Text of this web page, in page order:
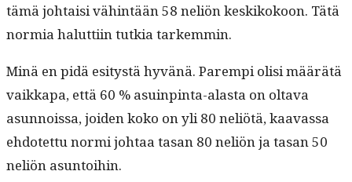
tämä johtaisi vähin­tään 58 neliön keskikokoon. Tätä
normia halut­ti­in tutkia tarkemmin.
Minä en pidä esi­tys­tä hyvänä. Parem­pi olisi määrätä
vaikka­pa, että 60 % asuin­pin­ta-alas­ta on olta­va
asun­nois­sa, joiden koko on yli 80 neliötä, kaavas­sa
ehdotet­tu nor­mi johtaa tasan 80 neliön ja tasan 50
neliön asuntoihin.